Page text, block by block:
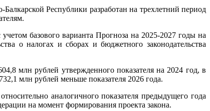
Республики разработан на трехлетний период
базового варианта Прогноза на 2025-2027 годы на
о налогах и сборах и бюджетного законодательства
млн рублей утвержденного показателя на 2024 год, в
млн рублей меньше показателя 2026 года.
аналогичного показателя предыдущего года
на момент формирования проекта закона.